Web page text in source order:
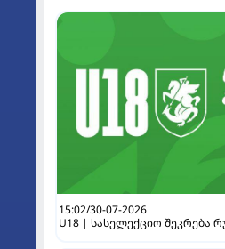
15:02/30-07-2026
U18 | სასელექციო შეკრება